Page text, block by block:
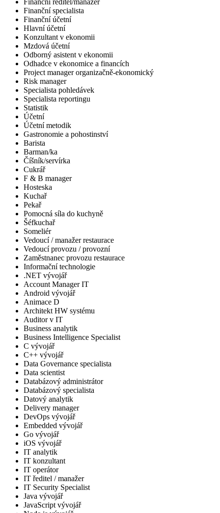
Finanční ředitel/manažer
Finanční specialista
Finanční účetní
Hlavní účetní
Konzultant v ekonomii
Mzdová účetní
Odborný asistent v ekonomii
Odhadce v ekonomice a financích
Project manager organizačně-ekonomický
Risk manager
Specialista pohledávek
Specialista reportingu
Statistik
Účetní
Účetní metodik
Gastronomie a pohostinství
Barista
Barman/ka
Číšník/servírka
Cukrář
F & B manager
Hosteska
Kuchař
Pekař
Pomocná síla do kuchyně
Šéfkuchař
Someliér
Vedoucí / manažer restaurace
Vedoucí provozu / provozní
Zaměstnanec provozu restaurace
Informační technologie
.NET vývojář
Account Manager IT
Android vývojář
Animace D
Architekt HW systému
Auditor v IT
Business analytik
Business Intelligence Specialist
C vývojář
C++ vývojář
Data Governance specialista
Data scientist
Databázový administrátor
Databázový specialista
Datový analytik
Delivery manager
DevOps vývojář
Embedded vývojář
Go vývojář
iOS vývojář
IT analytik
IT konzultant
IT operátor
IT ředitel / manažer
IT Security Specialist
Java vývojář
JavaScript vývojář